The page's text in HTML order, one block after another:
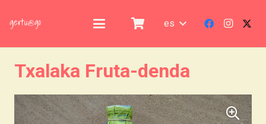
es
Txalaka Fruta-denda